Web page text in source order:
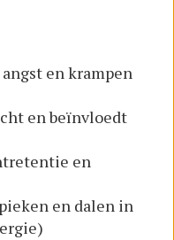
en krampen
en beïnvloedt
en
en dalen in